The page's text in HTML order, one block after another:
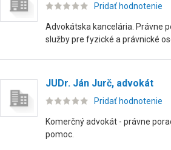
Pridať hodnotenie
Advokátska kancelária. Právne
služby pre fyzické a právnické
JUDr. Ján Jurč, advokát
Pridať hodnotenie
Komerčný advokát - právne
pomoc.